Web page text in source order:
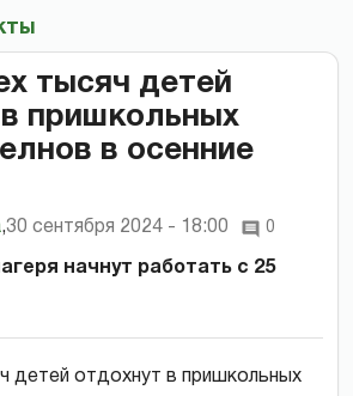
тысяч детей
пришкольных
в осенние
,30 сентября 2024 - 18:00 0
начнут работать с 25
детей отдохнут в пришкольных